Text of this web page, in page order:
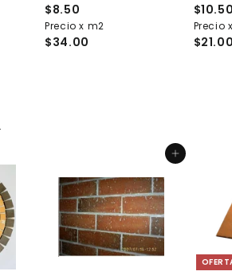
$8.50
8
.
Precio x m2
$34.00
Precio
Agregar al carrito